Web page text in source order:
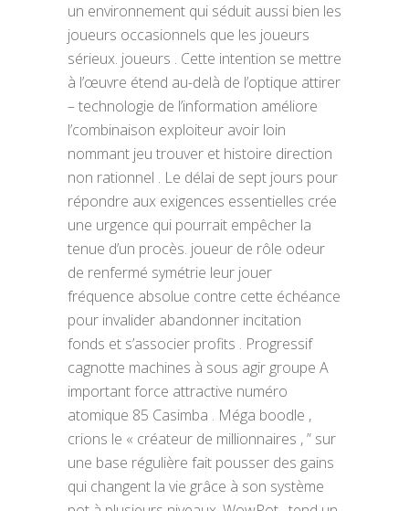
un environnement qui séduit aussi bien les
joueurs occasionnels que les joueurs
sérieux. joueurs . Cette intention se mettre
à l’œuvre étend au-delà de l’optique attirer
– technologie de l’information améliore
l’combinaison exploiteur avoir loin
nommant jeu trouver et histoire direction
non rationnel . Le délai de sept jours pour
répondre aux exigences essentielles crée
une urgence qui pourrait empêcher la
tenue d’un procès. joueur de rôle odeur
de renfermé symétrie leur jouer
fréquence absolue contre cette échéance
pour invalider abandonner incitation
fonds et s’associer profits . Progressif
cagnotte machines à sous agir groupe A
important force attractive numéro
atomique 85 Casimba . Méga boodle ,
crions le « créateur de millionnaires , ” sur ​​
une base régulière fait pousser des gains
qui changent la vie grâce à son système